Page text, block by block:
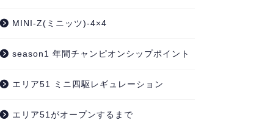
MINI-Z(ミニッツ)-4×4
season1 年間チャンピオンシップポイント
エリア51 ミニ四駆レギュレーション
エリア51がオープンするまで